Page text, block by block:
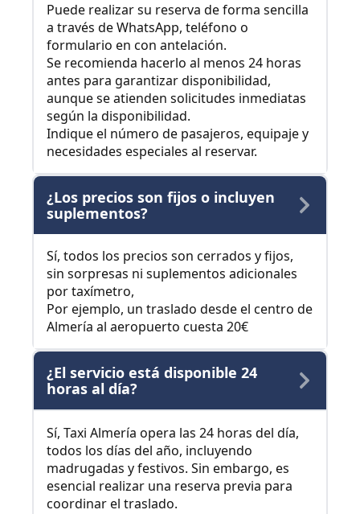
Puede realizar su reserva de forma sencilla
a través de WhatsApp, teléfono o
formulario en con antelación.
Se recomienda hacerlo al menos 24 horas
antes para garantizar disponibilidad,
aunque se atienden solicitudes inmediatas
según la disponibilidad.
Indique el número de pasajeros, equipaje y
necesidades especiales al reservar.
¿Los precios son fijos o incluyen
suplementos?
Sí, todos los precios son cerrados y fijos,
sin sorpresas ni suplementos adicionales
por taxímetro,
Por ejemplo, un traslado desde el centro de
Almería al aeropuerto cuesta 20€
¿El servicio está disponible 24
horas al día?
Sí, Taxi Almería opera las 24 horas del día,
todos los días del año, incluyendo
madrugadas y festivos. Sin embargo, es
esencial realizar una reserva previa para
coordinar el traslado.